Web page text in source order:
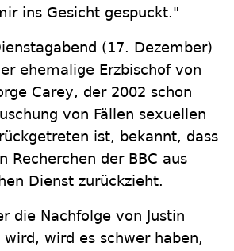
ins Gesicht gespuckt."
(17. Dezember)
ehemalige Erzbischof von
Carey, der 2002 schon
von Fällen sexuellen
ist, bekannt, dass
Recherchen der BBC aus
Dienst zurückzieht.
die Nachfolge von Justin
wird es schwer haben,